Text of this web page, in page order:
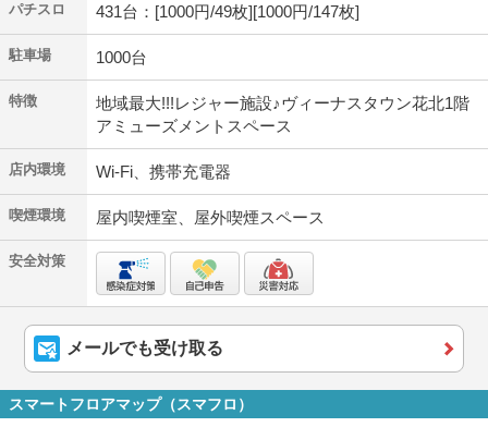
パチスロ 431台：[1000円/49枚][1000円/147枚]
駐車場 1000台
特徴
地域最大!!!レジャー施設♪ヴィーナスタウン花北1階
アミューズメントスペース
店内環境 Wi-Fi、携帯充電器
喫煙環境 屋内喫煙室、屋外喫煙スペース
安全対策
メールでも受け取る
スマートフロアマップ（スマフロ）